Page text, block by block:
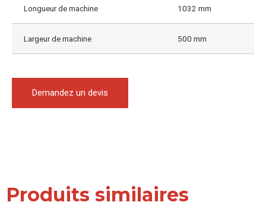
Longueur de machine 1032 mm
Largeur de machine 500 mm
Demandez un devis
Produits similaires